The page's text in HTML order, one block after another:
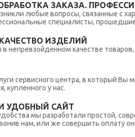
ЗАКАЗА.
любые вопросы, связанные с
специалисты,
ИЗДЕЛИЙ
непревзойденном качестве
сервисного центра, в который
купленного у нас.
УДОБНЫЙ САЙТ
мы разработали простой,
нам, или же совершить оплату